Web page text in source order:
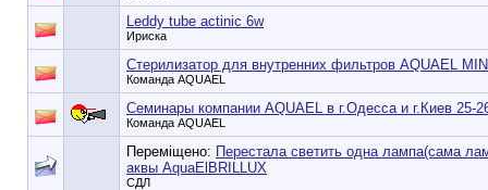
Leddy tube actinic 6w
Ириска
Стерилизатор для внутренних фильтров AQUAEL
Команда AQUAEL
Семинары компании AQUAEL в г.Одесса и г.Киев 25-
Команда AQUAEL
Переміщено: Перестала светить одна лампа(сама
аквы AquaElBRILLUX
СДЛ